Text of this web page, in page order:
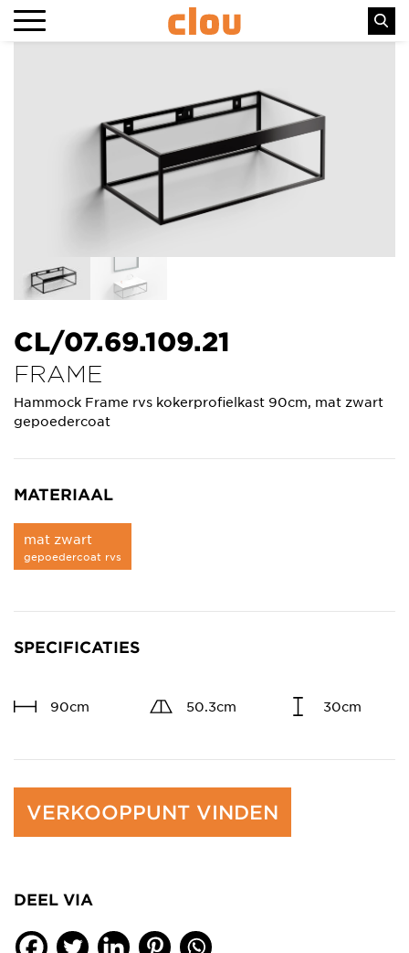
CL/07.69.109.21
FRAME
Hammock Frame rvs kokerprofielkast 90cm, mat zwart
gepoedercoat
MATERIAAL
mat zwart
gepoedercoat rvs
SPECIFICATIES
90cm 50.3cm 30cm
VERKOOPPUNT VINDEN
DEEL VIA